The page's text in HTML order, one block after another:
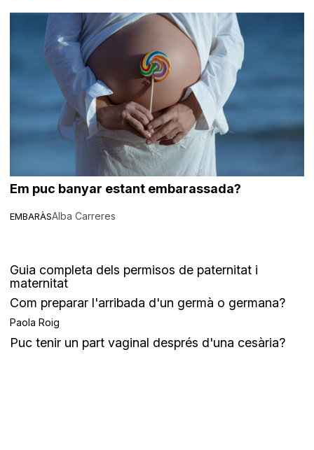
EMBARÀS
Em puc banyar estant embarassada?
Alba Carreres
Guia completa dels permisos de paternitat i
maternitat
Com preparar l'arribada d'un germà o germana?
Paola Roig
Puc tenir un part vaginal després d'una cesària?